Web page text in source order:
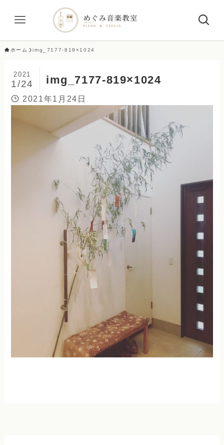
ホーム img_7177-819×1024
img_7177-819×1024
2021
1/24
2021年1月24日